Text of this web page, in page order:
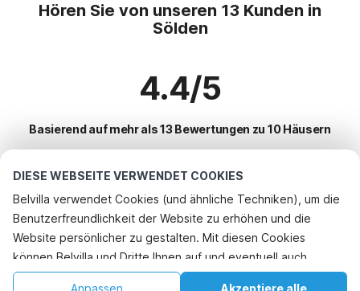
DIESE WEBSEITE VERWENDET COOKIES
Belvilla verwendet Cookies (und ähnliche Techniken), um die
Benutzerfreundlichkeit der Website zu erhöhen und die
Website persönlicher zu gestalten. Mit diesen Cookies
können Belvilla und Dritte Ihnen auf und eventuell auch
außerhalb unserer Website folgen, um Werbung Ihren
Akzeptiere alle
Anpassen
Hören Sie von unseren 13 Kunden in
Sölden
4.4/5
Basierend auf mehr als 13 Bewertungen zu 10 Häusern
Beliebteste Reiseziele für Urlaub
Beliebte Ausstattungen für Urlaub in Sölden
Ferienhaus im Skigebiet
Ferienwohnungen
Top-Regionen mit Top-Annehmlichkeiten für den Urlaub
Ferienhaus im Skigebiet salzburger-land